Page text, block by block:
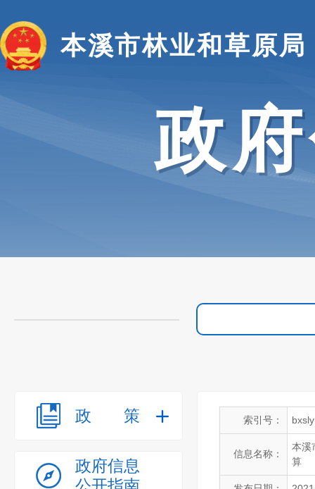
本溪市林业和草原局
政
政策
政府信息
索引号：
信息名称：
本溪
算